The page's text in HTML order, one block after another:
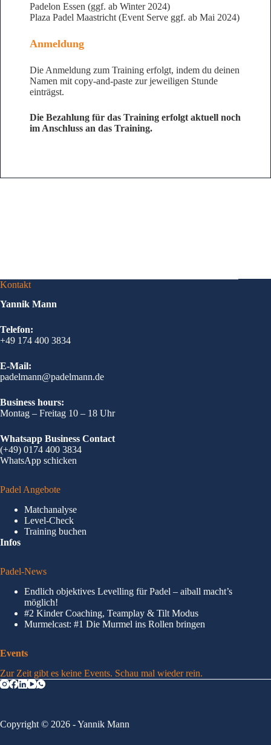
Padelon Essen (ggf. ab Winter 2024)
Plaza Padel Maastricht (Event Serve ggf. ab Mai 2024)
Anmeldung
Die Anmeldung zum Training erfolgt, indem du deinen
Namen mit copy-and-paste zur jeweiligen Stunde
einträgst.
Die Bezahlung für das Training erfolgt aktuell noch
im Anschluss an das Training.
Kontakt
Yannik Mann
Telefon:
+49 174 400 3834
E-Mail:
padelmann@padelmann.de
Business hours:
Montag – Freitag 10 – 18 Uhr
Whatsapp Business Contact
(+49) 0174 400 3834
WhatsApp schicken
Padel Angebote
Matchanalyse
Level-Check
Training buchen
Infos
Padel-News
Endlich objektives Levelling für Padel – aiball macht’s
möglich!
#2 Kinder Coaching, Teamplay & Tilt Modus
Murmelcast: #1 Die Murmel ins Rollen bringen
Events
Zur Zeit gibt es keine Events. Schau mal wieder rein.
Copyright © 2026 - Yannik Mann